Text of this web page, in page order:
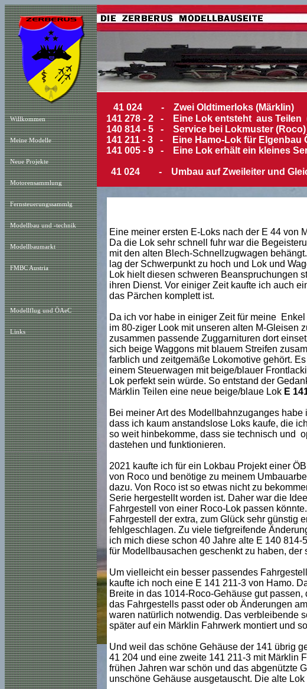
Willkommen
Meine Modelle
Neue Projekte
Motorensammlung
Fernsteuerungssammlg
Modellbau und -technik
Modellbaumarkt
FMBC Austria
Modellflug und ÖAeC
Links
41 024 - Zwei Oldtimerloks (Märklin)
141 278 - 2 - Eine Lok entsteht aus Teilen
140 814 - 5 - Service bei Lokmuster (Roco)
141 211 - 3 - Eine Hamo-Lok für EIgenbau
141 005 - 9 - Eine Lok erhält ein kleines
41 024 - Umbau auf Zweileiter und
Eine meiner ersten E-Loks nach der E 44 von
Da die Lok sehr schnell fuhr war die
mit den alten Blech-Schnellzugwagen
lag der Schwerpunkt zu hoch und Lok und
Lok hielt diesen schweren Beanspruchungen
ihren Dienst. Vor einiger Zeit kaufte ich auch
das Pärchen komplett ist.
Da ich vor habe in einiger Zeit für meine
im 80-ziger Look mit unseren alten M-Gleisen
zusammen passende Zuggarnituren dort
sich beige Waggons mit blauem Streifen
farblich und zeitgemäße Lokomotive gehört.
einem Steuerwagen mit beige/blauer
Lok perfekt sein würde. So entstand der
Märklin Teilen eine neue beige/blaue Lok E
Bei meiner Art des Modellbahnzuganges
dass ich kaum anstandslose Loks kaufe, die
so weit hinbekomme, dass sie technisch und
dastehen und funktionieren.
2021 kaufte ich für ein Lokbau Projekt einer
von Roco und benötige zu meinem
dazu. Von Roco ist so etwas nicht zu
Serie hergestellt worden ist. Daher war die
Fahrgestell von einer Roco-Lok passen
Fahrgestell der extra, zum Glück sehr günstig
fehlgeschlagen. Zu viele tiefgreifende
ich mich diese schon 40 Jahre alte E 140
für Modellbausachen geschenkt zu haben, der
Um vielleicht ein besser passendes
kaufte ich noch eine E 141 211-3 von Hamo.
Breite in das 1014-Roco-Gehäuse gut
das Fahrgestells passt oder ob Änderungen
waren natürlich notwendig. Das verbleibende
später auf ein Märklin Fahrwerk montiert und
Und weil das schöne Gehäuse der 141 übrig
41 204 und eine zweite 141 211-3 mit Märklin
frühen Jahren war schön und das abgenützte
unschöne Gehäuse ausgetauscht. Die alte